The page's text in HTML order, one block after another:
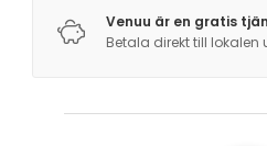
Venuu är en gratis
Betala direkt till lokalen